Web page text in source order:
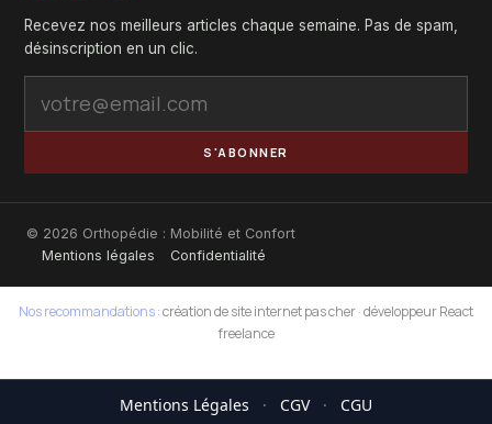
Recevez nos meilleurs articles chaque semaine. Pas de spam,
désinscription en un clic.
S'ABONNER
© 2026 Orthopédie : Mobilité et Confort
Mentions légales
Confidentialité
Nos recommandations :création de site internet pas cher·développeur React
freelance
Mentions Légales · CGV · CGU